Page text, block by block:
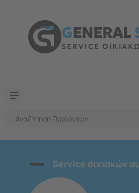
GENERAL
SERVICE
Service οικιακών